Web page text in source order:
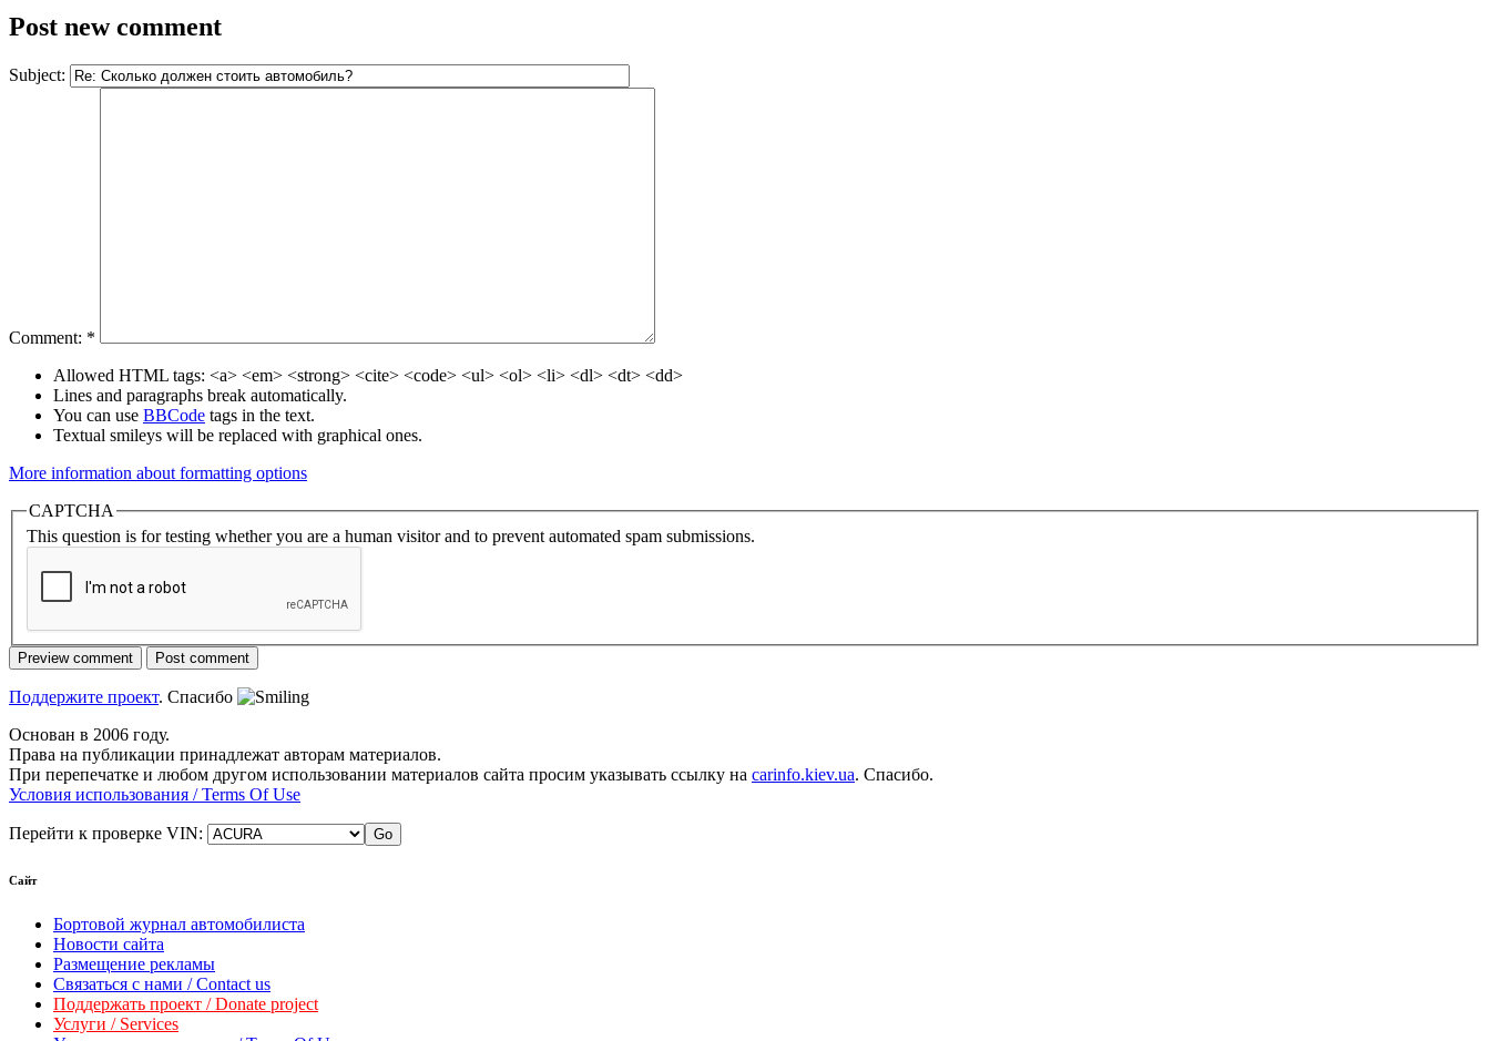
Post new comment
Subject:
Comment: *
Allowed HTML tags: <a> <em> <strong> <cite> <code> <ul> <ol> <li> <dl> <dt> <dd>
Lines and paragraphs break automatically.
You can use BBCode tags in the text.
Textual smileys will be replaced with graphical ones.
More information about formatting options
CAPTCHA
This question is for testing whether you are a human visitor and to prevent automated spam submissions.
Поддержите проект. Спасибо
Основан в 2006 году.
Права на публикации принадлежат авторам материалов.
При перепечатке и любом другом использовании материалов сайта просим указывать ссылку на carinfo.kiev.ua. Спасибо.
Условия использования / Terms Of Use
Перейти к проверке VIN:
Сайт
Бортовой журнал автомобилиста
Новости сайта
Размещение рекламы
Связаться с нами / Contact us
Поддержать проект / Donate project
Услуги / Services